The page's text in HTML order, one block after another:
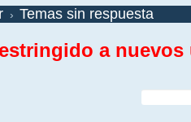
Temas sin respuesta
a nuevos